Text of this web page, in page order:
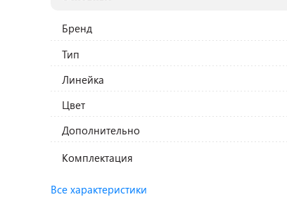
Бренд
Тип
Линейка
Цвет
Дополнительно
Комплектация
Все характеристики